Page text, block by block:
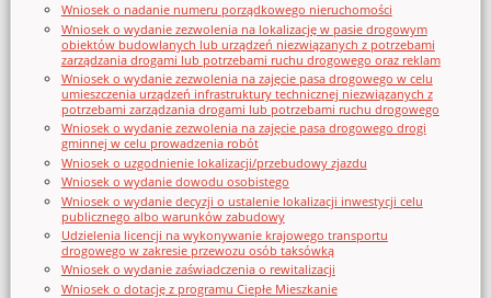
Wniosek o nadanie numeru porządkowego nieruchomości
Wniosek o wydanie zezwolenia na lokalizację w pasie drogowym
obiektów budowlanych lub urządzeń niezwiązanych z potrzebami
zarządzania drogami lub potrzebami ruchu drogowego oraz reklam
Wniosek o wydanie zezwolenia na zajęcie pasa drogowego w celu
umieszczenia urządzeń infrastruktury technicznej niezwiązanych z
potrzebami zarządzania drogami lub potrzebami ruchu drogowego
Wniosek o wydanie zezwolenia na zajęcie pasa drogowego drogi
gminnej w celu prowadzenia robót
Wniosek o uzgodnienie lokalizacji/przebudowy zjazdu
Wniosek o wydanie dowodu osobistego
Wniosek o wydanie decyzji o ustalenie lokalizacji inwestycji celu
publicznego albo warunków zabudowy
Udzielenia licencji na wykonywanie krajowego transportu
drogowego w zakresie przewozu osób taksówką
Wniosek o wydanie zaświadczenia o rewitalizacji
Wniosek o dotację z programu Ciepłe Mieszkanie